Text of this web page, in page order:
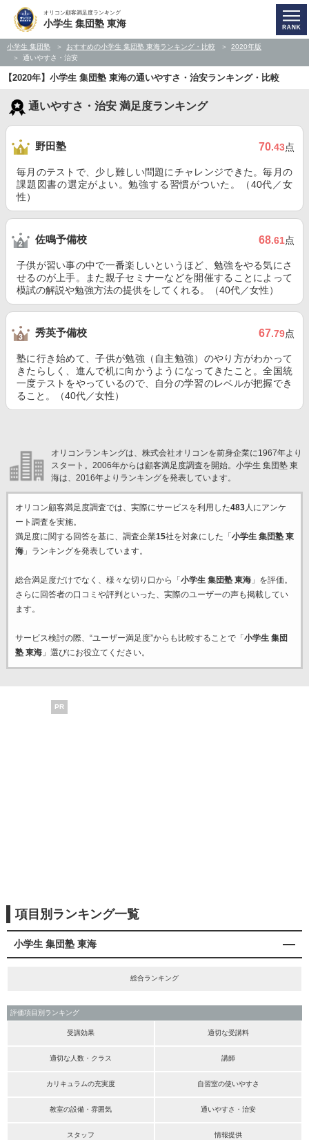
オリコン顧客満足度ランキング
小学生 集団塾 東海
小学生 集団塾 おすすめの小学生 集団塾 東海ランキング・比較
2020年版
通いやすさ・治安
【2020年】小学生 集団塾 東海の通いやすさ・治安ランキング・比較
通いやすさ・治安 満足度ランキング
野田塾 70.43点
毎月のテストで、少し難しい問題にチャレンジできた。毎月の
課題図書の選定がよい。勉強する習慣がついた。（40代／女
性）
佐鳴予備校 68.61点
子供が習い事の中で一番楽しいというほど、勉強をやる気にさ
せるのが上手。また親子セミナーなどを開催することによって
模試の解説や勉強方法の提供をしてくれる。（40代／女性）
秀英予備校 67.79点
塾に行き始めて、子供が勉強（自主勉強）のやり方がわかって
きたらしく、進んで机に向かうようになってきたこと。全国統
一度テストをやっているので、自分の学習のレベルが把握でき
ること。（40代／女性）
オリコンランキングは、株式会社オリコンを前身企業に1967年より
スタート。2006年からは顧客満足度調査を開始。小学生 集団塾 東
海は、2016年よりランキングを発表しています。
オリコン顧客満足度調査では、実際にサービスを利用した483人にアンケ
ート調査を実施。
満足度に関する回答を基に、調査企業15社を対象にした「 小学生 集団塾 東
海」ランキングを発表しています。
総合満足度だけでなく、様々な切り口から「 小学生 集団塾 東海」を評価。
さらに回答者の口コミや評判といった、実際のユーザーの声も掲載してい
ます。
サービス検討の際、“ユーザー満足度”からも比較することで「 小学生 集団
塾 東海」選びにお役立てください。
PR
項目別ランキング一覧
小学生 集団塾 東海
総合ランキング
評価項目別ランキング
受講効果 適切な受講料
適切な人数・クラス 講師
カリキュラムの充実度 自習室の使いやすさ
教室の設備・雰囲気 通いやすさ・治安
スタッフ 情報提供